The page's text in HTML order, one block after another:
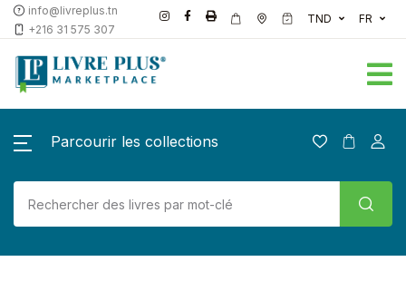
info@livreplus.tn
+216 31 575 307
TND FR
Parcourir les collections